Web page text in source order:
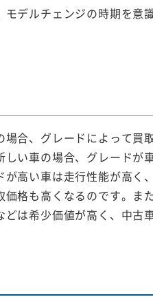
モデルチェンジの時期を意
場合、グレードによって買
しい車の場合、グレードが
が高い車は走行性能が高く
価格も高くなるのです。ま
どは希少価値が高く、中古